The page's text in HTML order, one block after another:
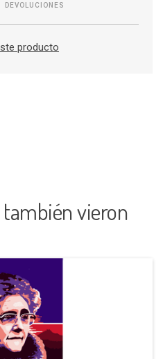
DEVOLUCIONES
producto
vieron